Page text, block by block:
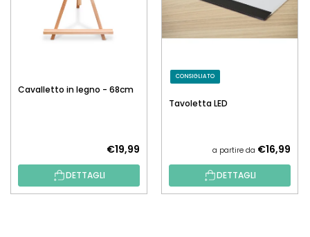
Cavalletto in legno - 68cm
€19,99
DETTAGLI
CONSIGLIATO
Tavoletta LED
a partire da €16,99
DETTAGLI